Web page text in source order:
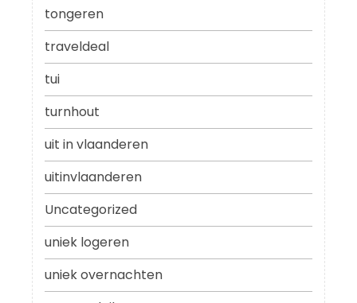
tongeren
traveldeal
tui
turnhout
uit in vlaanderen
uitinvlaanderen
Uncategorized
uniek logeren
uniek overnachten